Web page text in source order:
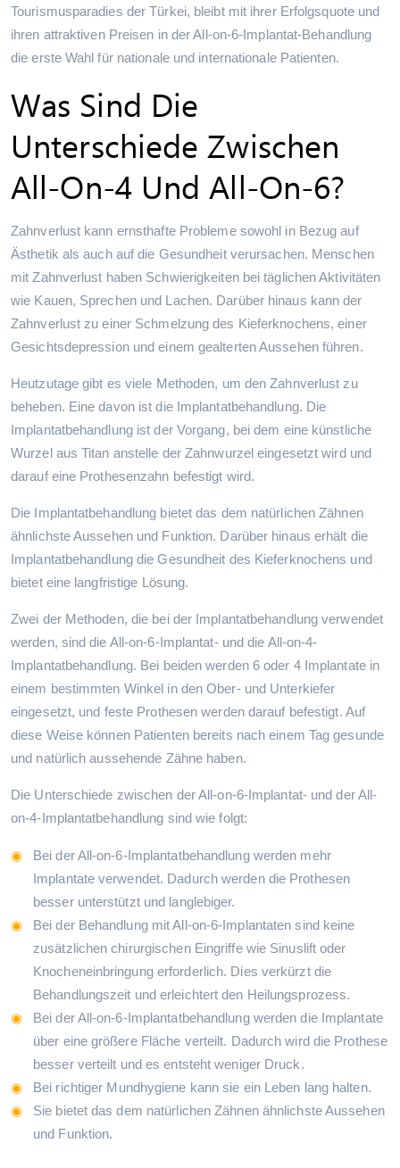
Tourismusparadies der Türkei, bleibt mit ihrer Erfolgsquote und
ihren attraktiven Preisen in der All-on-6-Implantat-Behandlung
die erste Wahl für nationale und internationale Patienten.
Was Sind Die
Unterschiede Zwischen
All-On-4 Und All-On-6?
Zahnverlust kann ernsthafte Probleme sowohl in Bezug auf
Ästhetik als auch auf die Gesundheit verursachen. Menschen
mit Zahnverlust haben Schwierigkeiten bei täglichen Aktivitäten
wie Kauen, Sprechen und Lachen. Darüber hinaus kann der
Zahnverlust zu einer Schmelzung des Kieferknochens, einer
Gesichtsdepression und einem gealterten Aussehen führen.
Heutzutage gibt es viele Methoden, um den Zahnverlust zu
beheben. Eine davon ist die Implantatbehandlung. Die
Implantatbehandlung ist der Vorgang, bei dem eine künstliche
Wurzel aus Titan anstelle der Zahnwurzel eingesetzt wird und
darauf eine Prothesenzahn befestigt wird.
Die Implantatbehandlung bietet das dem natürlichen Zähnen
ähnlichste Aussehen und Funktion. Darüber hinaus erhält die
Implantatbehandlung die Gesundheit des Kieferknochens und
bietet eine langfristige Lösung.
Zwei der Methoden, die bei der Implantatbehandlung verwendet
werden, sind die All-on-6-Implantat- und die All-on-4-
Implantatbehandlung. Bei beiden werden 6 oder 4 Implantate in
einem bestimmten Winkel in den Ober- und Unterkiefer
eingesetzt, und feste Prothesen werden darauf befestigt. Auf
diese Weise können Patienten bereits nach einem Tag gesunde
und natürlich aussehende Zähne haben.
Die Unterschiede zwischen der All-on-6-Implantat- und der All-
on-4-Implantatbehandlung sind wie folgt:
Bei der All-on-6-Implantatbehandlung werden mehr
Implantate verwendet. Dadurch werden die Prothesen
besser unterstützt und langlebiger.
Bei der Behandlung mit All-on-6-Implantaten sind keine
zusätzlichen chirurgischen Eingriffe wie Sinuslift oder
Knocheneinbringung erforderlich. Dies verkürzt die
Behandlungszeit und erleichtert den Heilungsprozess.
Bei der All-on-6-Implantatbehandlung werden die Implantate
über eine größere Fläche verteilt. Dadurch wird die Prothese
besser verteilt und es entsteht weniger Druck.
Bei richtiger Mundhygiene kann sie ein Leben lang halten.
Sie bietet das dem natürlichen Zähnen ähnlichste Aussehen
und Funktion.